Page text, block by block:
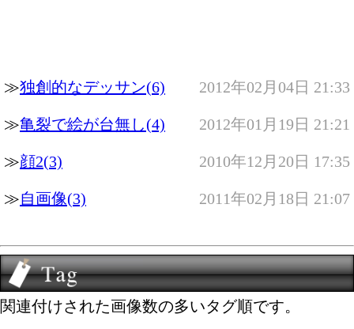
≫独創的なデッサン(6) 2012年02月04日 21:33
≫亀裂で絵が台無し(4) 2012年01月19日 21:21
≫顔2(3) 2010年12月20日 17:35
≫自画像(3) 2011年02月18日 21:07
関連付けされた画像数の多いタグ順です。